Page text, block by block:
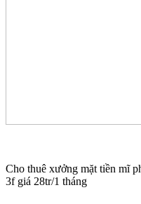
Cho thuê xưởng mặt tiền mĩ
3f giá 28tr/1 tháng